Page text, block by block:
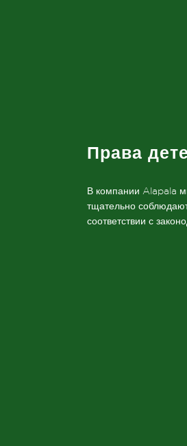
Права
В компании Alapala
тщательно
соответствии с